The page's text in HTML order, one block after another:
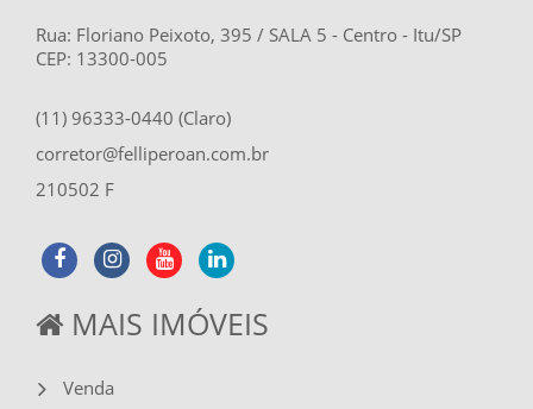
Rua: Floriano Peixoto, 395 / SALA 5 - Centro - Itu/SP
CEP: 13300-005
(11) 96333-0440 (Claro)
corretor@felliperoan.com.br
210502 F
MAIS IMÓVEIS
Venda